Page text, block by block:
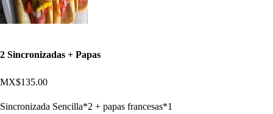
2 Sincronizadas + Papas
MX$135.00
Sincronizada Sencilla*2 + papas francesas*1